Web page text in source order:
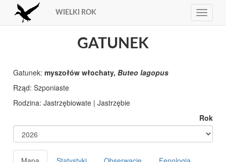
Toggle
WIELKI ROK
GATUNEK
Gatunek:myszołów włochaty,Buteo lagopus
Rząd:
Rodzina:
Rok